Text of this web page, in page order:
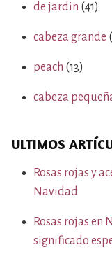
de jardin (41)
cabeza grande
peach (13)
cabeza
ULTIMOS
Rosas rojas y
Navidad
Rosas rojas en
significado